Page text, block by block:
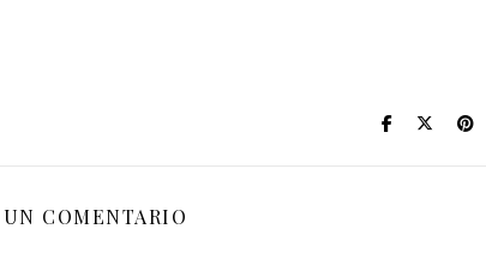
UN COMENTARIO